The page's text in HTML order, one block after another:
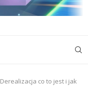
Derealizacja co to jest i jak